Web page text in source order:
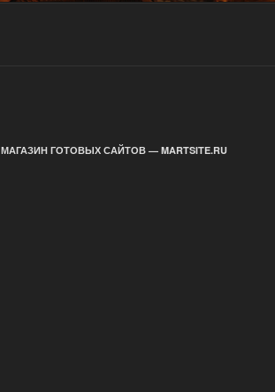
МАГАЗИН ГОТОВЫХ САЙТОВ — MARTSITE.RU